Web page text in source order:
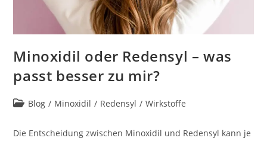
Minoxidil oder Redensyl – was
passt besser zu mir?
Beitrags-
Blog / Minoxidil / Redensyl / Wirkstoffe
Die Entscheidung zwischen Minoxidil und Redensyl kann je